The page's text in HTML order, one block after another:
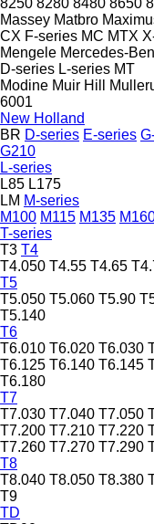
Massey Matbro
CX F-series MC MTX
Mengele Mercedes-
D-series L-series MT
Modine Muir Hill
6001
New Holland
BR D-series E-series
G210
L-series
L85 L175
LM M-series
M100 M115 M135
T-series
T3 T4
T4.050 T4.55 T4.65
T5
T5.050 T5.060 T5.90
T5.140
T6
T6.010 T6.020 T6.030
T6.125 T6.140 T6.145
T6.180
T7
T7.030 T7.040 T7.050
T7.200 T7.210 T7.220
T7.260 T7.270 T7.290
T8
T8.040 T8.050 T8.380
T9
TD